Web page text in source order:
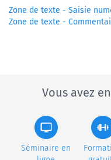
Zone de texte - Saisie
Zone de texte -
Vous avez
Séminaire en